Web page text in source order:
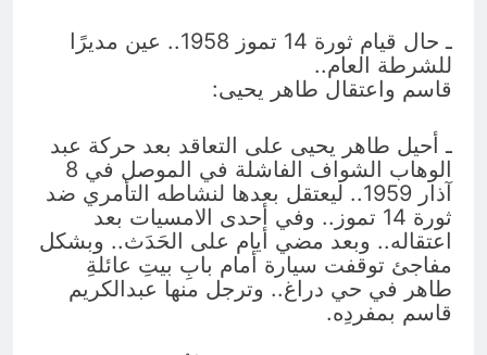
ـ حال قيام ثورة 14 تموز 1958.. عين مديرًا
للشرطة العام..
قاسم واعتقال طاهر يحيى:
ـ أحيل طاهر يحيى على التعاقد بعد حركة عبد
الوهاب الشواف الفاشلة في الموصل في 8
آذار 1959.. ليعتقل بعدها لنشاطه التأمري ضد
ثورة 14 تموز.. وفي أحدى الامسيات بعد
اعتقاله.. وبعد مضي أيام على الحَدَث.. وبشكل
مفاجئ توقفت سيارة أمام بابِ بيتِ عائلةِ
طاهر في حي دراغ.. وترجل منها عبدالكريم
قاسم بمفردِه.